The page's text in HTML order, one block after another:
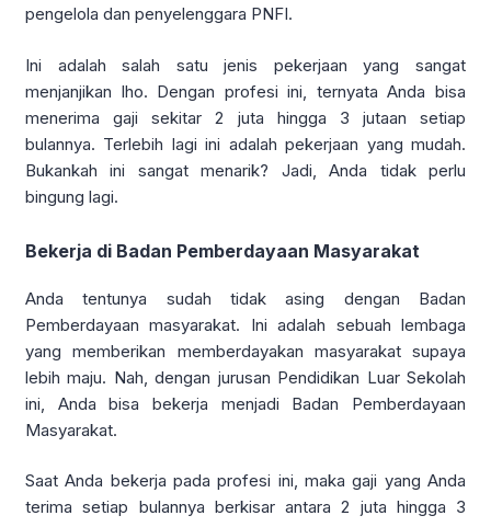
pengelola dan penyelenggara PNFI.
Ini adalah salah satu jenis pekerjaan yang sangat
menjanjikan lho. Dengan profesi ini, ternyata Anda bisa
menerima gaji sekitar 2 juta hingga 3 jutaan setiap
bulannya. Terlebih lagi ini adalah pekerjaan yang mudah.
Bukankah ini sangat menarik? Jadi, Anda tidak perlu
bingung lagi.
Bekerja di Badan Pemberdayaan Masyarakat
Anda tentunya sudah tidak asing dengan Badan
Pemberdayaan masyarakat. Ini adalah sebuah lembaga
yang memberikan memberdayakan masyarakat supaya
lebih maju. Nah, dengan jurusan Pendidikan Luar Sekolah
ini, Anda bisa bekerja menjadi Badan Pemberdayaan
Masyarakat.
Saat Anda bekerja pada profesi ini, maka gaji yang Anda
terima setiap bulannya berkisar antara 2 juta hingga 3